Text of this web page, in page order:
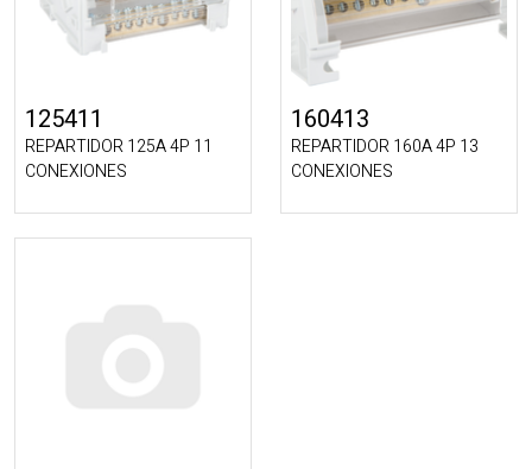
125411
REPARTIDOR 125A 4P 11
CONEXIONES
160413
REPARTIDOR 160A 4P 13
CONEXIONES